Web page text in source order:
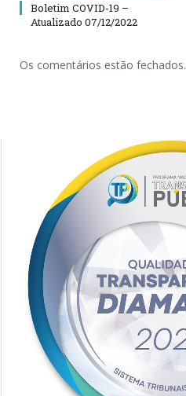
Boletim COVID-19 –
Atualizado 07/12/2022
Os comentários estão fechados.